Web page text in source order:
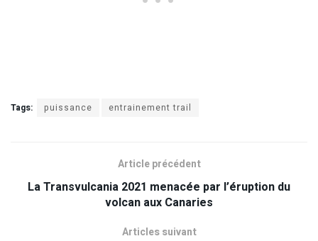
Tags: puissance entrainement trail
Article précédent
La Transvulcania 2021 menacée par l’éruption du
volcan aux Canaries
Articles suivant